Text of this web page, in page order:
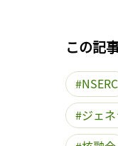
この記
NSERC
ジェ